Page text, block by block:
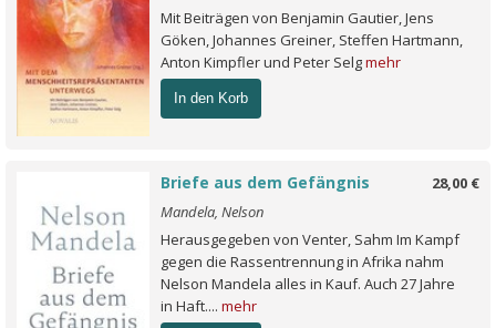
Mit Beiträgen von Benjamin Gautier, Jens
Göken, Johannes Greiner, Steffen Hartmann,
Anton Kimpfler und Peter Selgmehr
In den Korb
28,00 €
Briefe aus dem Gefängnis
Mandela, Nelson
Herausgegeben von Venter, Sahm Im Kampf
gegen die Rassentrennung in Afrika nahm
Nelson Mandela alles in Kauf. Auch 27 Jahre
in Haft.... mehr